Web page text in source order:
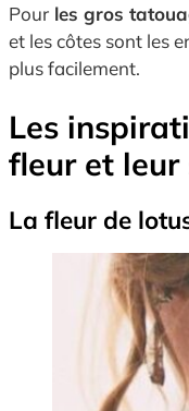
Pour les gros
et les côtes sont les
plus facilement.
Les
fleur et
La fleur de